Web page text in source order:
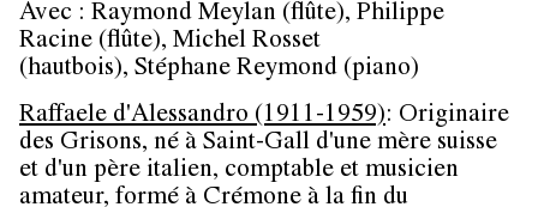
Avec : Raymond Meylan (flûte), Philippe
Racine (flûte), Michel Rosset
(hautbois), Stéphane Reymond (piano)
Raffaele d'Alessandro (1911-1959)​: Originaire
des Grisons, né à Saint-Gall d'une mère suisse
et d'un père italien, comptable et musicien
amateur, formé à Crémone à la fin du